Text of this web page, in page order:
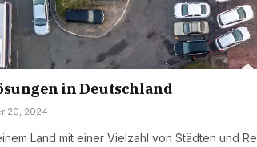
in Deutschland
20, 2024
Land mit einer Vielzahl von Städten und